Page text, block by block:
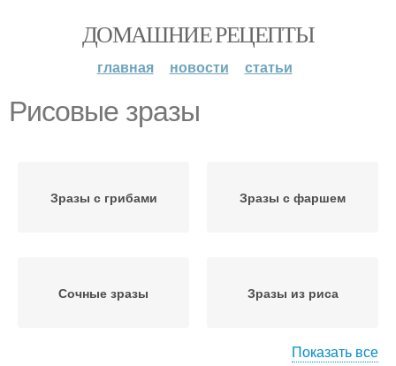
ДОМАШНИЕ РЕЦЕПТЫ
главная новости статьи
Рисовые зразы
Зразы с грибами Зразы с фаршем
Сочные зразы Зразы из риса
Показать все